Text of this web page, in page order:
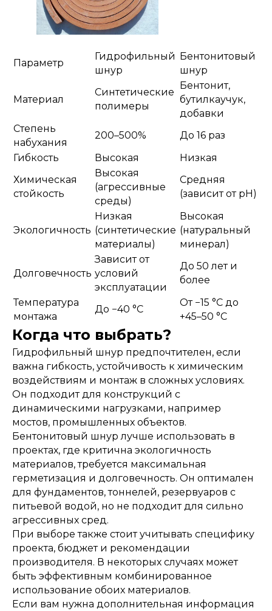
Параметр
Гидрофильный
шнур
Бентонитовый
шнур
Материал
Синтетические
полимеры
Бентонит,
бутилкаучук,
добавки
Степень
набухания
200–500%
До 16 раз
Гибкость
Высокая
Низкая
Химическая
стойкость
Высокая
(агрессивные
среды)
Средняя
(зависит от pH)
Экологичность
Низкая
(синтетические
материалы)
Высокая
(натуральный
минерал)
Долговечность
Зависит от
условий
эксплуатации
До 50 лет и
более
Температура
монтажа
До −40 °C
От −15 °C до
+45–50 °C
Когда что выбрать?
Гидрофильный шнур предпочтителен, если
важна гибкость, устойчивость к химическим
воздействиям и монтаж в сложных условиях.
Он подходит для конструкций с
динамическими нагрузками, например
мостов, промышленных объектов.
Бентонитовый шнур лучше использовать в
проектах, где критична экологичность
материалов, требуется максимальная
герметизация и долговечность. Он оптимален
для фундаментов, тоннелей, резервуаров с
питьевой водой, но не подходит для сильно
агрессивных сред.
При выборе также стоит учитывать специфику
проекта, бюджет и рекомендации
производителя. В некоторых случаях может
быть эффективным комбинированное
использование обоих материалов.
Если вам нужна дополнительная информация